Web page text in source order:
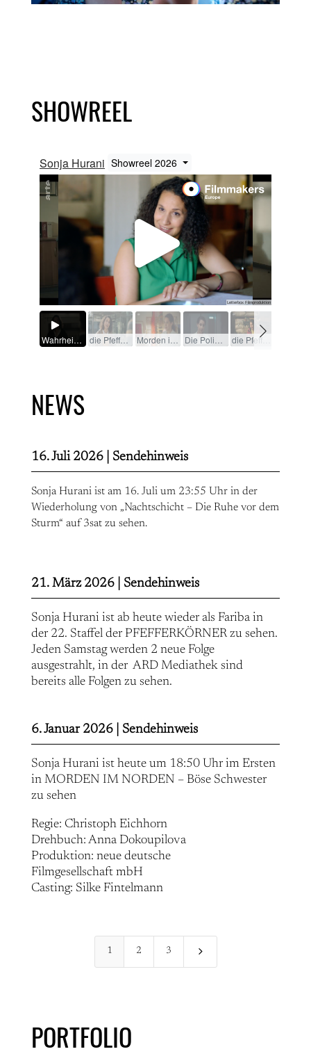
SHOWREEL
NEWS
16. Juli 2026 | Sendehinweis
Sonja Hurani ist am 16. Juli um 23:55 Uhr in der
Wiederholung von „Nachtschicht – Die Ruhe vor dem
Sturm“ auf 3sat zu sehen.
21. März 2026 | Sendehinweis
Sonja Hurani ist ab heute wieder als Fariba in
der 22. Staffel der PFEFFERKÖRNER zu sehen.
Jeden Samstag werden 2 neue Folge
ausgestrahlt, in der ARD Mediathek sind
bereits alle Folgen zu sehen.
6. Januar 2026 | Sendehinweis
Sonja Hurani ist heute um 18:50 Uhr im Ersten
in MORDEN IM NORDEN – Böse Schwester
zu sehen
Regie: Christoph Eichhorn
Drehbuch: Anna Dokoupilova
Produktion: neue deutsche
Filmgesellschaft mbH
Casting: Silke Fintelmann
1 2 3 5
PORTFOLIO